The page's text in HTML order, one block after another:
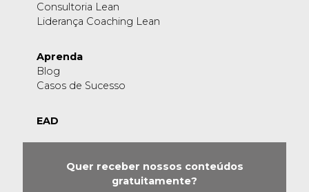
Consultoria Lean
Liderança Coaching Lean
Aprenda
Blog
Casos de Sucesso
EAD
Quer receber nossos conteúdos
gratuitamente?